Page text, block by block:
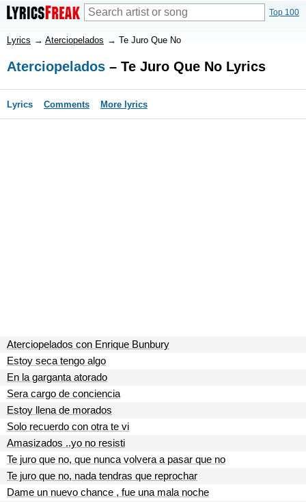
Top 100
Lyrics → Aterciopelados → Te Juro Que No
Aterciopelados – Te Juro Que No Lyrics
Lyrics Comments More lyrics
Aterciopelados con Enrique Bunbury
Estoy seca tengo algo
En la garganta atorado
Sera cargo de conciencia
Estoy llena de morados
Solo recuerdo con otra te vi
Amasizados ..yo no resisti
Te juro que no, que nunca volvera a pasar que no
Te juro que no, nada tendras que reprochar
Dame un nuevo chance , fue una mala noche